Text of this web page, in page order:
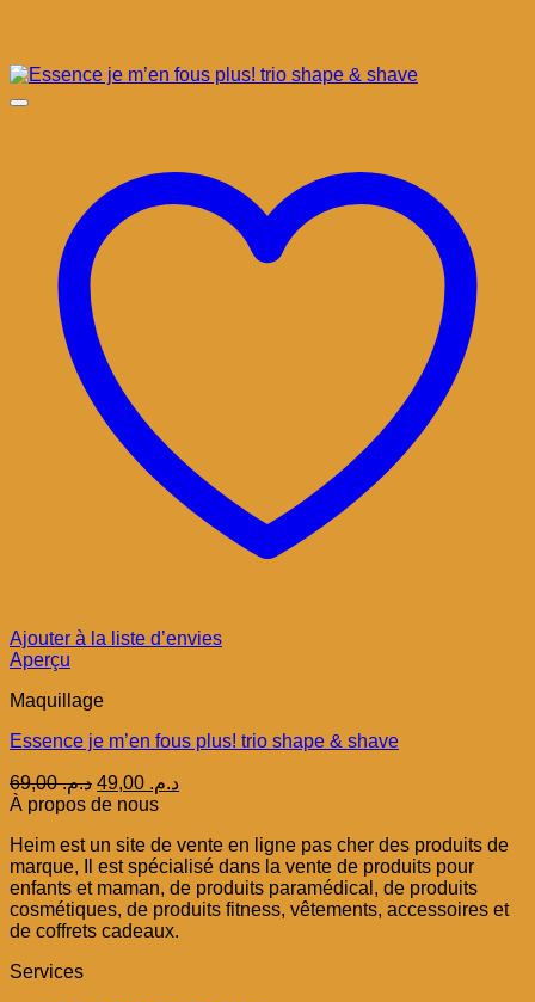
Ajouter à la liste d’envies
Aperçu
Maquillage
Essence je m’en fous plus! trio shape & shave
د.م.69,00
Le
prix
était :
د.م. 69,00.
د.م.Le
est :
À propos de nous
Heim est un site de vente en ligne pas cher des produits de
marque, Il est spécialisé dans la vente de produits pour
enfants et maman, de produits paramédical, de produits
cosmétiques, de produits fitness, vêtements, accessoires et
de coffrets cadeaux.
Services